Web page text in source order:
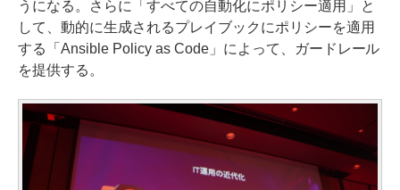
うになる。さらに「すべての自動化にポリシー適用」と
して、動的に生成されるプレイブックにポリシーを適用
する「Ansible Policy as Code」によって、ガードレール
を提供する。